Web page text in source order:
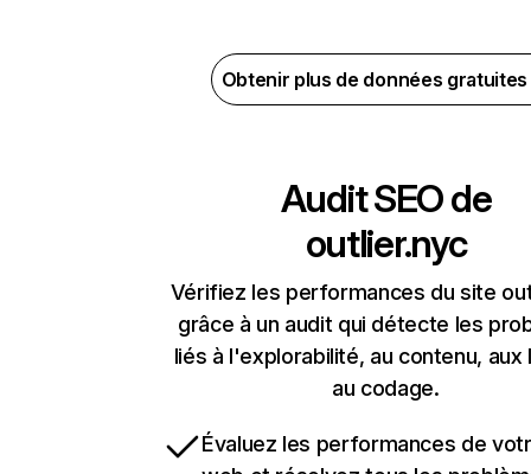
Obtenir plus de données
Audit SEO de
outlier.nyc
Vérifiez les performances du site
grâce à un audit qui détecte les
liés à l'explorabilité, au contenu, aux
au codage.
Évaluez les performances de